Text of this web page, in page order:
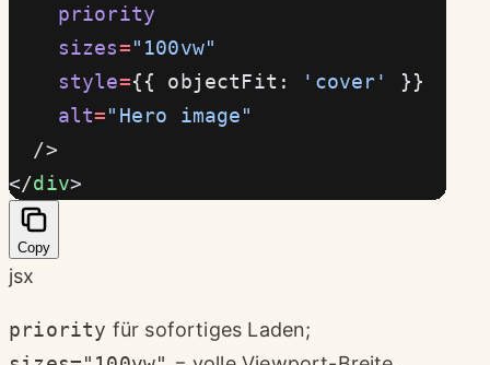
    priority
    sizes
="100vw"
    style
={{ objectFit: 'cover'
}}
    alt
="Hero image"
  />
</div>
Copy
jsx
priority für sofortiges Laden;